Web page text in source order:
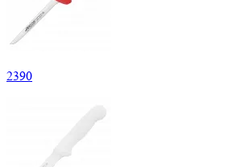
2390